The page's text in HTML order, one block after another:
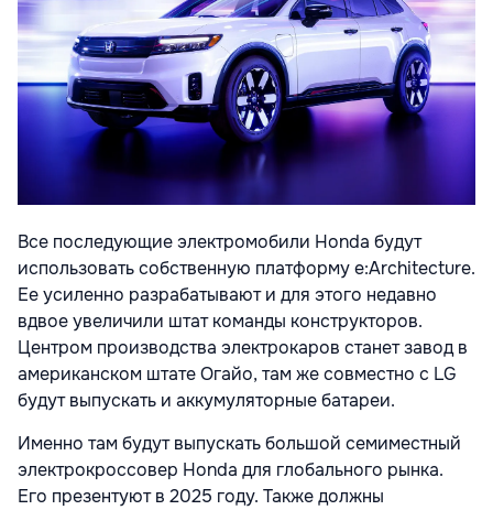
Все последующие электромобили Honda будут
использовать собственную платформу e:Architecture.
Ее усиленно разрабатывают и для этого недавно
вдвое увеличили штат команды конструкторов.
Центром производства электрокаров станет завод в
американском штате Огайо, там же совместно с LG
будут выпускать и аккумуляторные батареи.
Именно там будут выпускать большой семиместный
электрокроссовер Honda для глобального рынка.
Его презентуют в 2025 году. Также должны